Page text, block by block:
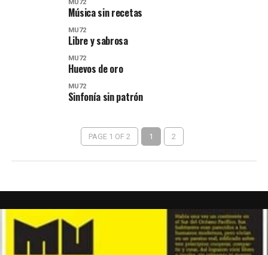
MU72
Música sin recetas
MU72
Libre y sabrosa
MU72
Huevos de oro
MU72
Sinfonía sin patrón
PAGE 1 OF 2 1 2